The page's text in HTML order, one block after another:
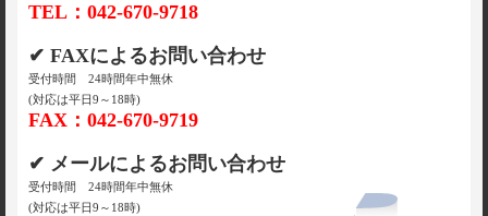
TEL：042-670-9718
✔ FAXによるお問い合わせ
受付時間 24時間年中無休
(対応は平日9～18時)
FAX：042-670-9719
✔ メールによるお問い合わせ
受付時間 24時間年中無休
(対応は平日9～18時)